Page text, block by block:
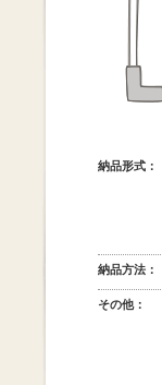
納品形式：
納品方法：
その他：